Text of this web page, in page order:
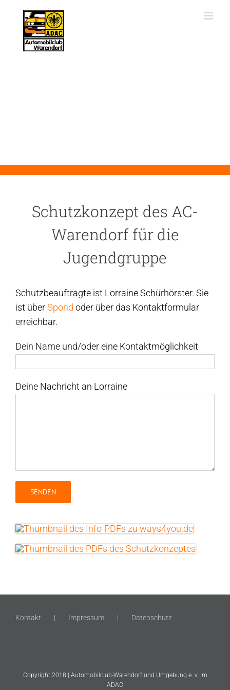
springen
Schutzkonzept des AC-
Warendorf für die
Jugendgruppe
Schutzbeauftragte ist Lorraine Schürhörster. Sie
ist überSpond oder über das Kontaktformular
erreichbar.
Dein Name und/oder eine Kontaktmöglichkeit
Deine Nachricht an Lorraine
Kontakt Impressum Datenschutz
Copyright 2018 | Automobilclub-Warendorf und Umgebung e. v. im
ADAC